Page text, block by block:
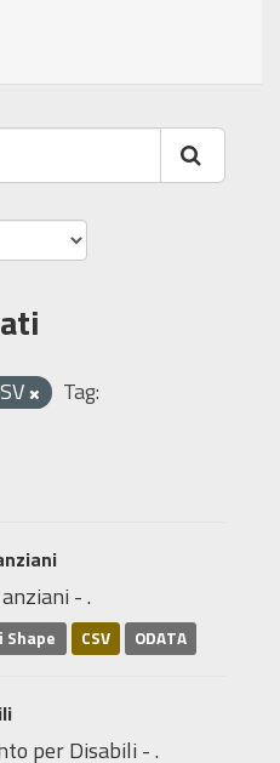
Tag:
- .
Shape CSV ODATA
per Disabili - .